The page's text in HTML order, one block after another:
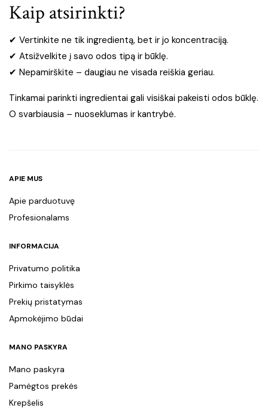
Kaip atsirinkti?
✔ Vertinkite ne tik ingredientą, bet ir jo koncentraciją.
✔ Atsižvelkite į savo odos tipą ir būklę.
✔ Nepamirškite – daugiau ne visada reiškia geriau.
Tinkamai parinkti ingredientai gali visiškai pakeisti odos būklę.
O svarbiausia – nuoseklumas ir kantrybė.
APIE MUS
Apie parduotuvę
Profesionalams
INFORMACIJA
Privatumo politika
Pirkimo taisyklės
Prekių pristatymas
Apmokėjimo būdai
MANO PASKYRA
Mano paskyra
Pamėgtos prekės
Krepšelis